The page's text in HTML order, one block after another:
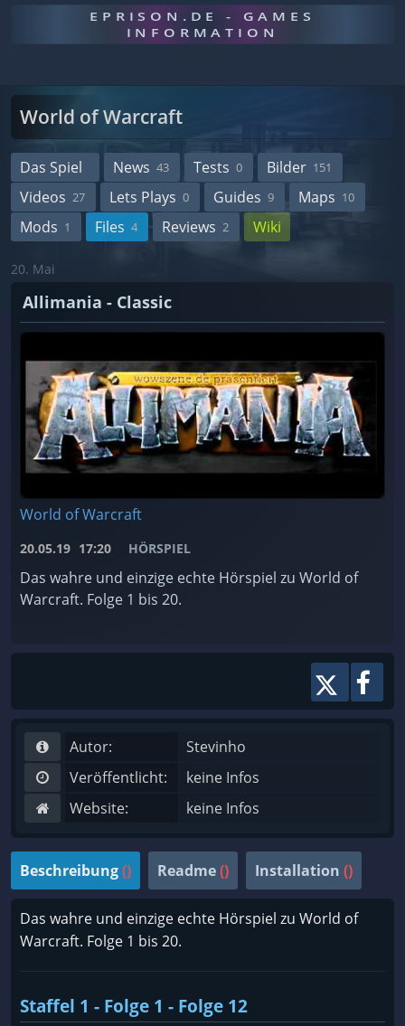
EPRISON.DE - GAMES
INFORMATION
World of Warcraft
Das Spiel News 43 Tests 0 Bilder 151
Videos 27 Lets Plays 0 Guides 9 Maps 10
Mods 1 Files 4 Reviews 2 Wiki
20. Mai
Allimania - Classic
World of Warcraft
20.05.19 17:20 HÖRSPIEL
Das wahre und einzige echte Hörspiel zu World of
Warcraft. Folge 1 bis 20.
Autor:
Stevinho
Veröffentlicht:
keine Infos
Website:
keine Infos
Beschreibung() Readme() Installation ()
Das wahre und einzige echte Hörspiel zu World of
Warcraft. Folge 1 bis 20.
Staffel 1 - Folge 1 - Folge 12